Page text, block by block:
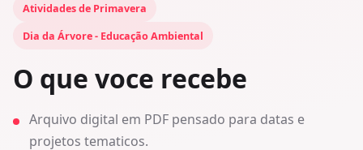
Atividades de Primavera
Dia da Árvore - Educação Ambiental
O que voce recebe
Arquivo digital em PDF pensado para datas e
projetos tematicos.